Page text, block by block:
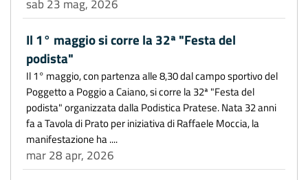
sab 23 mag, 2026
Il 1° maggio si corre la 32ª "Festa del
podista"
Il 1° maggio, con partenza alle 8,30 dal campo sportivo del
Poggetto a Poggio a Caiano, si corre la 32ª "Festa del
podista" organizzata dalla Podistica Pratese. Nata 32 anni
fa a Tavola di Prato per iniziativa di Raffaele Moccia, la
manifestazione ha ....
mar 28 apr, 2026